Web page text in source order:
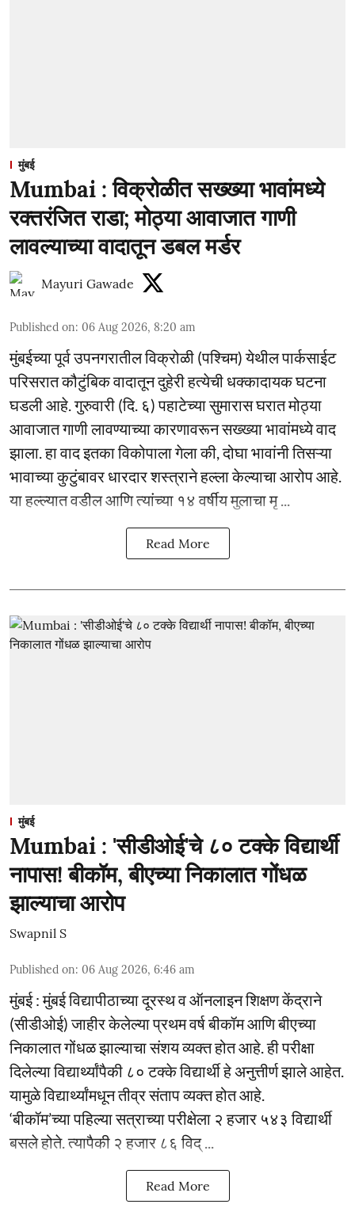
मुंबई
Mumbai : विक्रोळीत सख्ख्या भावांमध्ये
रक्तरंजित राडा; मोठ्या आवाजात गाणी
लावल्याच्या वादातून डबल मर्डर
Mayuri Gawade
Published on: 06 Aug 2026, 8:20 am
मुंबईच्या पूर्व उपनगरातील विक्रोळी (पश्चिम) येथील पार्कसाईट
परिसरात कौटुंबिक वादातून दुहेरी हत्येची धक्कादायक घटना
घडली आहे. गुरुवारी (दि. ६) पहाटेच्या सुमारास घरात मोठ्या
आवाजात गाणी लावण्याच्या कारणावरून सख्ख्या भावांमध्ये वाद
झाला. हा वाद इतका विकोपाला गेला की, दोघा भावांनी तिसऱ्या
भावाच्या कुटुंबावर धारदार शस्त्राने हल्ला केल्याचा आरोप आहे.
या हल्ल्यात वडील आणि त्यांच्या १४ वर्षीय मुलाचा मृ ...
Read More
मुंबई
Mumbai : 'सीडीओई'चे ८० टक्के विद्यार्थी
नापास! बीकॉम, बीएच्या निकालात गोंधळ
झाल्याचा आरोप
Swapnil S
Published on: 06 Aug 2026, 6:46 am
मुंबई : मुंबई विद्यापीठाच्या दूरस्थ व ऑनलाइन शिक्षण केंद्राने
(सीडीओई) जाहीर केलेल्या प्रथम वर्ष बीकॉम आणि बीएच्या
निकालात गोंधळ झाल्याचा संशय व्यक्त होत आहे. ही परीक्षा
दिलेल्या विद्यार्थ्यांपैकी ८० टक्के विद्यार्थी हे अनुत्तीर्ण झाले आहेत.
यामुळे विद्यार्थ्यांमधून तीव्र संताप व्यक्त होत आहे.
‘बीकॉम’च्या पहिल्या सत्राच्या परीक्षेला २ हजार ५४३ विद्यार्थी
बसले होते. त्यापैकी २ हजार ८६ विद् ...
Read More